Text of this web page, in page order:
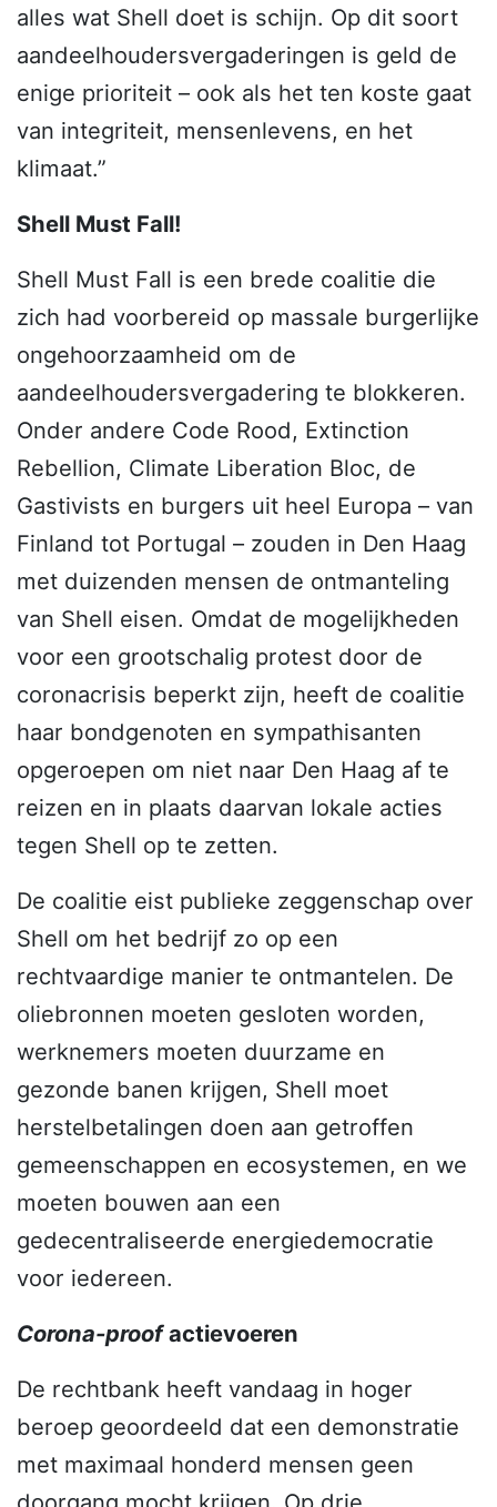
alles wat Shell doet is schijn. Op dit soort
aandeelhoudersvergaderingen is geld de
enige prioriteit – ook als het ten koste gaat
van integriteit, mensenlevens, en het
klimaat.”
Shell Must Fall!
Shell Must Fall is een brede coalitie die
zich had voorbereid op massale burgerlijke
ongehoorzaamheid om de
aandeelhoudersvergadering te blokkeren.
Onder andere Code Rood, Extinction
Rebellion, Climate Liberation Bloc, de
Gastivists en burgers uit heel Europa – van
Finland tot Portugal – zouden in Den Haag
met duizenden mensen de ontmanteling
van Shell eisen. Omdat de mogelijkheden
voor een grootschalig protest door de
coronacrisis beperkt zijn, heeft de coalitie
haar bondgenoten en sympathisanten
opgeroepen om niet naar Den Haag af te
reizen en in plaats daarvan lokale acties
tegen Shell op te zetten.
De coalitie eist publieke zeggenschap over
Shell om het bedrijf zo op een
rechtvaardige manier te ontmantelen. De
oliebronnen moeten gesloten worden,
werknemers moeten duurzame en
gezonde banen krijgen, Shell moet
herstelbetalingen doen aan getroffen
gemeenschappen en ecosystemen, en we
moeten bouwen aan een
gedecentraliseerde energiedemocratie
voor iedereen.
Corona-proofactievoeren
De rechtbank heeft vandaag in hoger
beroep geoordeeld dat een demonstratie
met maximaal honderd mensen geen